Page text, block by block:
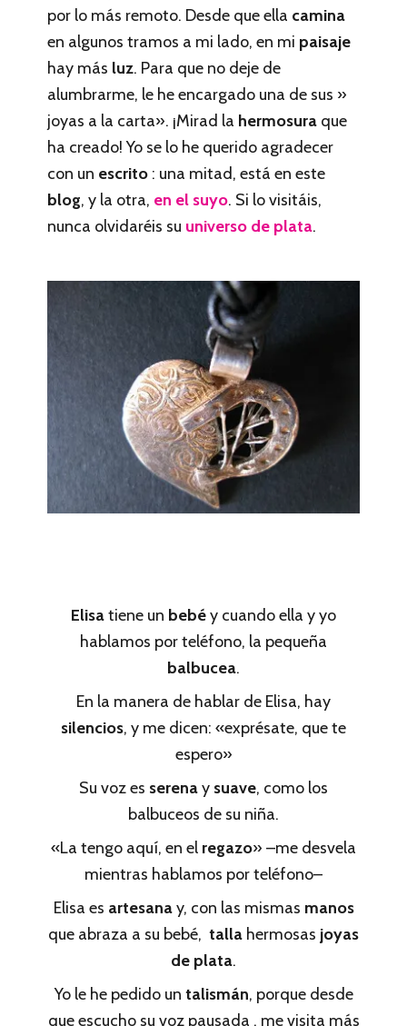
por lo más remoto. Desde que ella camina
en algunos tramos a mi lado, en mi paisaje
hay más luz. Para que no deje de
alumbrarme, le he encargado una de sus »
joyas a la carta». ¡Mirad la hermosura que
ha creado! Yo se lo he querido agradecer
con un escrito : una mitad, está en este
blog, y la otra, en el suyo. Si lo visitáis,
nunca olvidaréis su universo de plata.
Elisatiene un bebéy cuando ella y yo
hablamos por teléfono, la pequeña
balbucea.
En la manera de hablar de Elisa, hay
silencios, y me dicen: «exprésate, que te
espero»
Su voz es serenay suave, como los
balbuceos de su niña.
«La tengo aquí, en el regazo» –me desvela
mientras hablamos por teléfono–
Elisa es artesanay, con las mismas manos
que abraza a su bebé, talla hermosas joyas
de plata.
Yo le he pedido un talismán, porque desde
que escucho su voz pausada , me visita más